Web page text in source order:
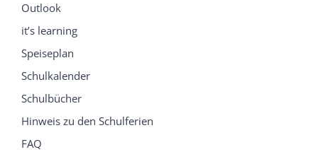
Outlook
it’s learning
Speiseplan
Schulkalender
Schulbücher
Hinweis zu den Schulferien
FAQ